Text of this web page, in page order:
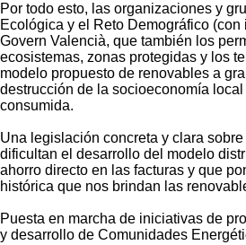
Por todo esto, las organizaciones y
Ecológica y el Reto Demográfico
Govern Valencià, que también los
ecosistemas, zonas protegidas y los
modelo propuesto de renovables a
destrucción de la socioeconomía
consumida.
Una legislación concreta y clara
dificultan el desarrollo del modelo
ahorro directo en las facturas y que
histórica que nos brindan las
Puesta en marcha de iniciativas de
y desarrollo de Comunidades